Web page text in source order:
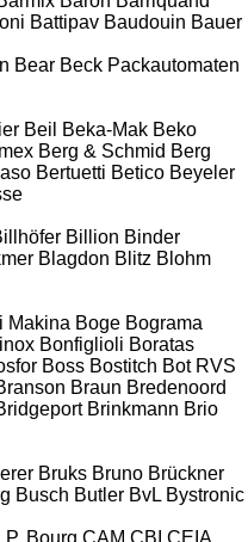
Battipav Baudouin Bauer
Bear Beck Packautomaten
Beil Beka-Mak Beko
Berg & Schmid Berg
Bertuetti Betico Beyeler
Billion Binder
Blagdon Blitz Blohm
Makina Boge Bograma
Bonfiglioli Boratas
Boss Bostitch Bot RVS
Braun Bredenoord
Brinkmann Brio
Bruks Bruno Brückner
Busch Butler BvL Bystronic
Bourg CAM CBI CEIA